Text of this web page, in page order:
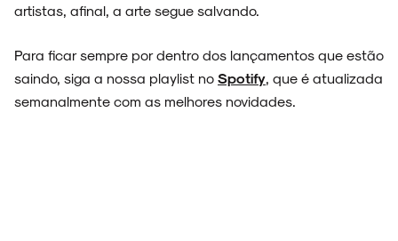
artistas, afinal, a arte segue salvando.
Para ficar sempre por dentro dos lançamentos que estão
saindo, siga a nossa playlist no Spotify , que é atualizada
semanalmente com as melhores novidades.